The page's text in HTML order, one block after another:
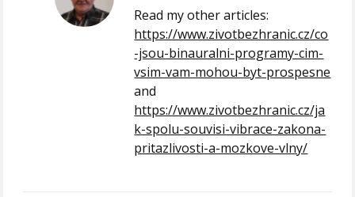
Read my other articles:
https://www.zivotbezhranic.cz/co
-jsou-binauralni-programy-cim-
vsim-vam-mohou-byt-prospesne
and
https://www.zivotbezhranic.cz/ja
k-spolu-souvisi-vibrace-zakona-
pritazlivosti-a-mozkove-vlny/